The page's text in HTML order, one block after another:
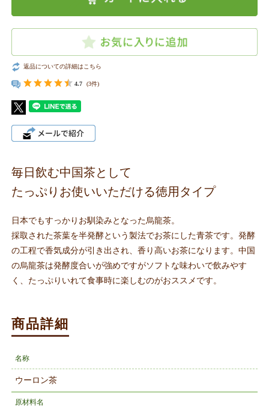
返品についての詳細はこちら
4.7 (3件)
毎日飲む中国茶として
たっぷりお使いいただける徳用タイプ
日本でもすっかりお馴染みとなった烏龍茶。
採取された茶葉を半発酵という製法でお茶にした青茶です。発酵
の工程で香気成分が引き出され、香り高いお茶になります。中国
の烏龍茶は発酵度合いが強めですがソフトな味わいで飲みやす
く、たっぷりいれて食事時に楽しむのがおススメです。
商品詳細
名称
ウーロン茶
原材料名